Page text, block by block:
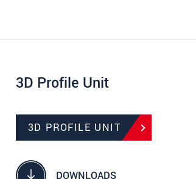
3D Profile Unit
3D PROFILE UNIT
DOWNLOADS